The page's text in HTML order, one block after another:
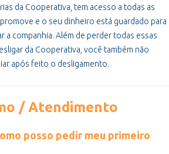
da Cooperativa, tem acesso a todas as
e o seu dinheiro está guardado para
a companhia. Além de perder todas essas
da Cooperativa, você também não
após feito o desligamento.
/ Atendimento
posso pedir meu primeiro